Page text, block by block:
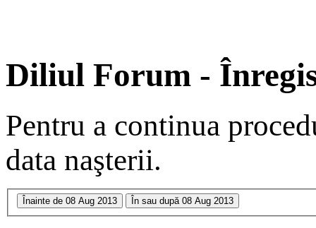
Diliul Forum -
Pentru a continua
data naşterii.